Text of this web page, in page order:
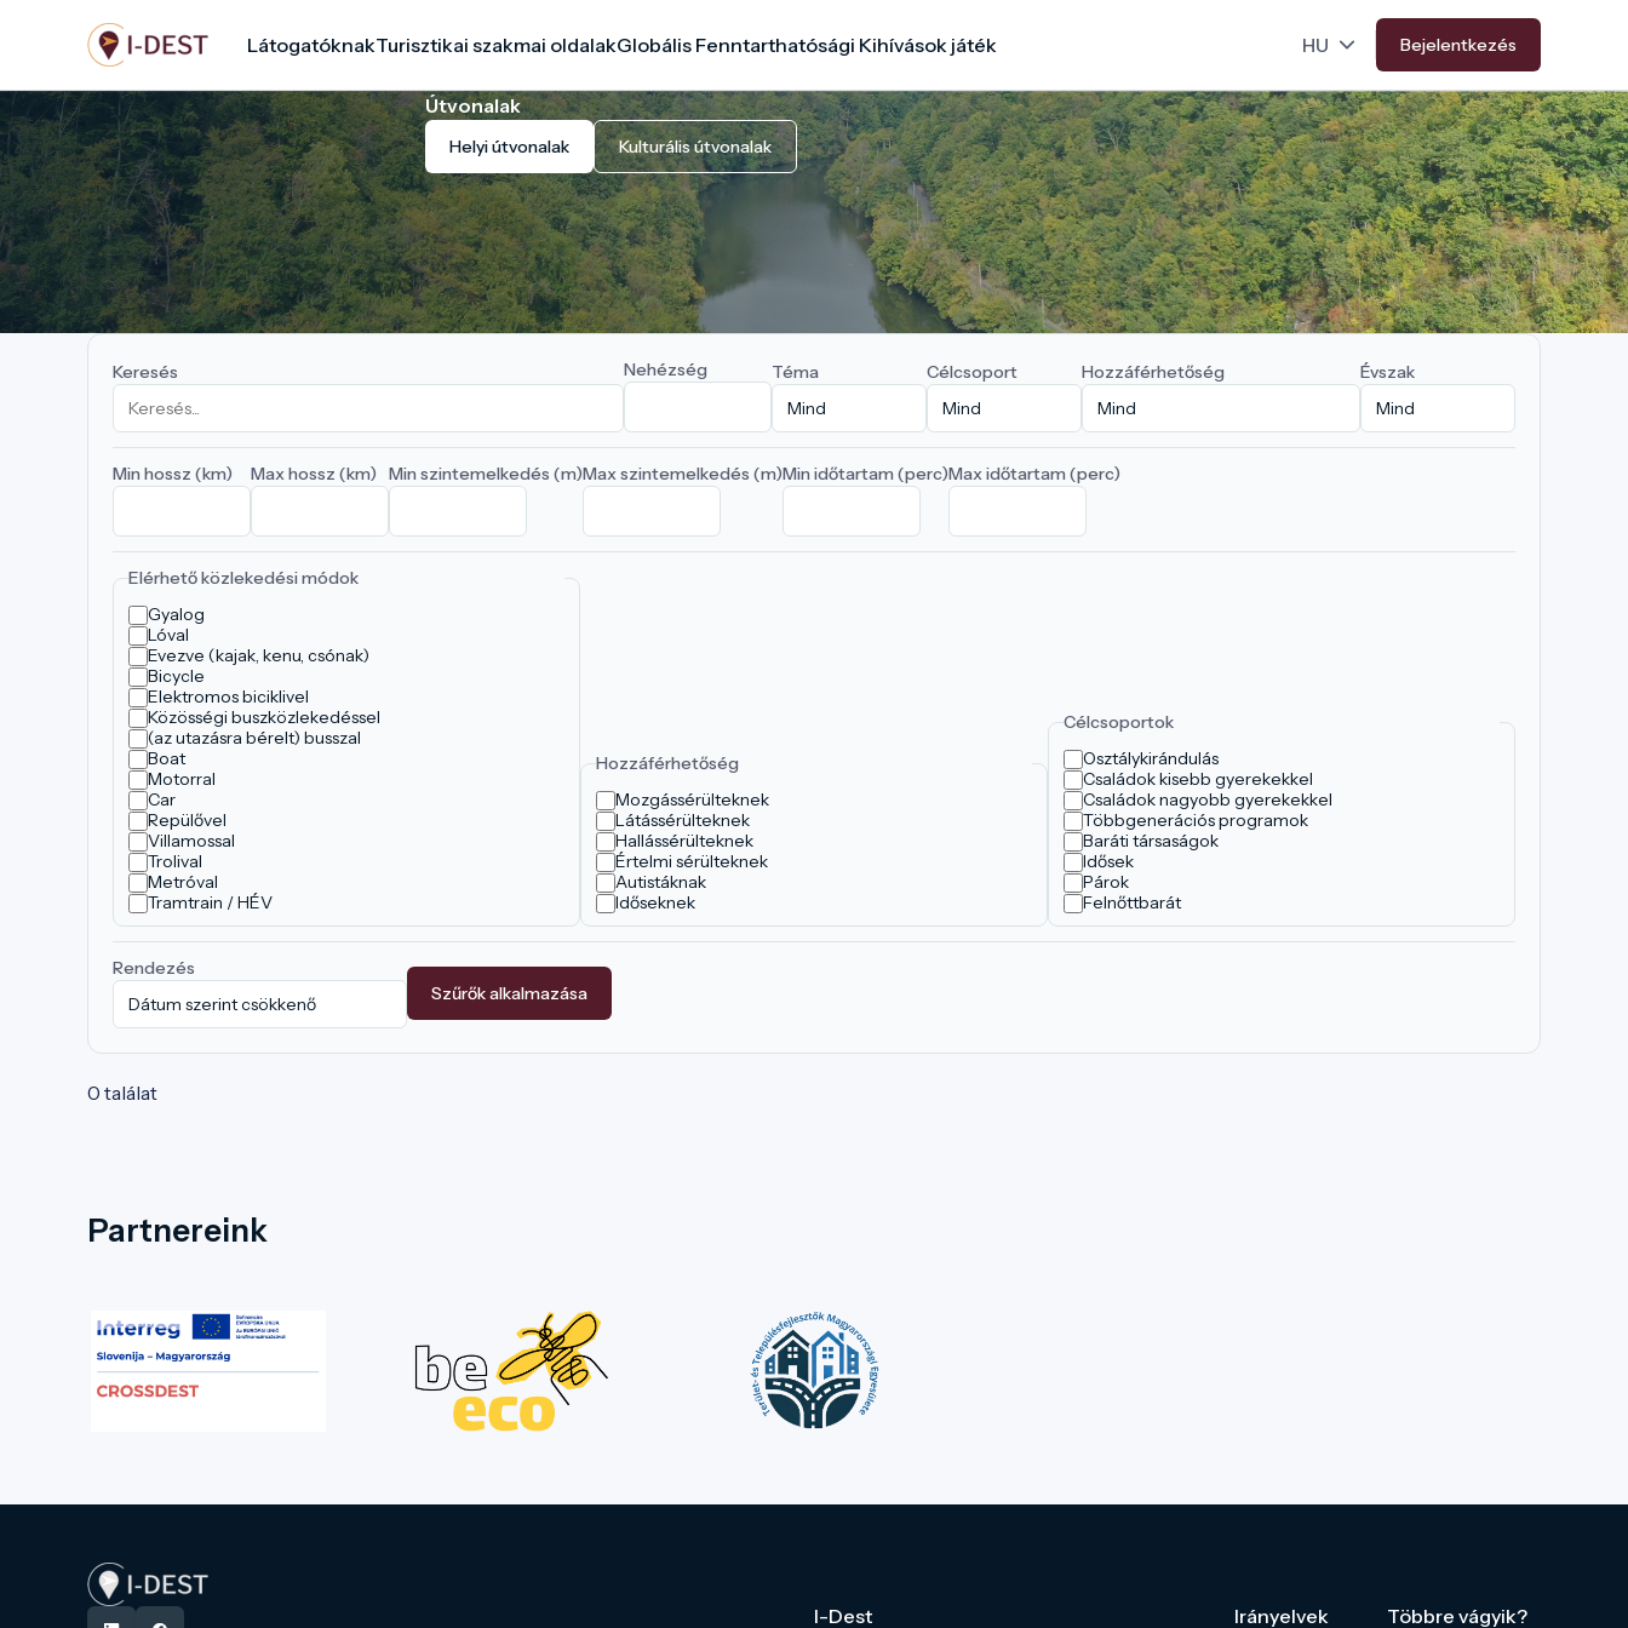
tartalomra
LátogatóknakTurisztikai szakmai oldalakGlobális Fenntarthatósági Kihívások játék Bejelentkezés
Útvonalak
Helyi útvonalak Kulturális útvonalak
Keresés Nehézség Téma Célcsoport Hozzáférhetőség Évszak
Min hossz (km) Max hossz (km) Min szintemelkedés (m)Max szintemelkedés (m)Min időtartam (perc)Max időtartam (perc)
Elérhető közlekedési módok
Gyalog
Lóval
Evezve (kajak, kenu, csónak)
Bicycle
Elektromos biciklivel
Közösségi buszközlekedéssel
(az utazásra bérelt) busszal
Boat
Motorral
Car
Repülővel
Villamossal
Trolival
Metróval
Tramtrain / HÉV
Hozzáférhetőség
Mozgássérülteknek
Látássérülteknek
Hallássérülteknek
Értelmi sérülteknek
Autistáknak
Időseknek
Célcsoportok
Osztálykirándulás
Családok kisebb gyerekekkel
Családok nagyobb gyerekekkel
Többgenerációs programok
Baráti társaságok
Idősek
Párok
Felnőttbarát
Rendezés
Szűrők alkalmazása
0 találat
Partnereink
I-Dest Irányelvek Többre vágyik?